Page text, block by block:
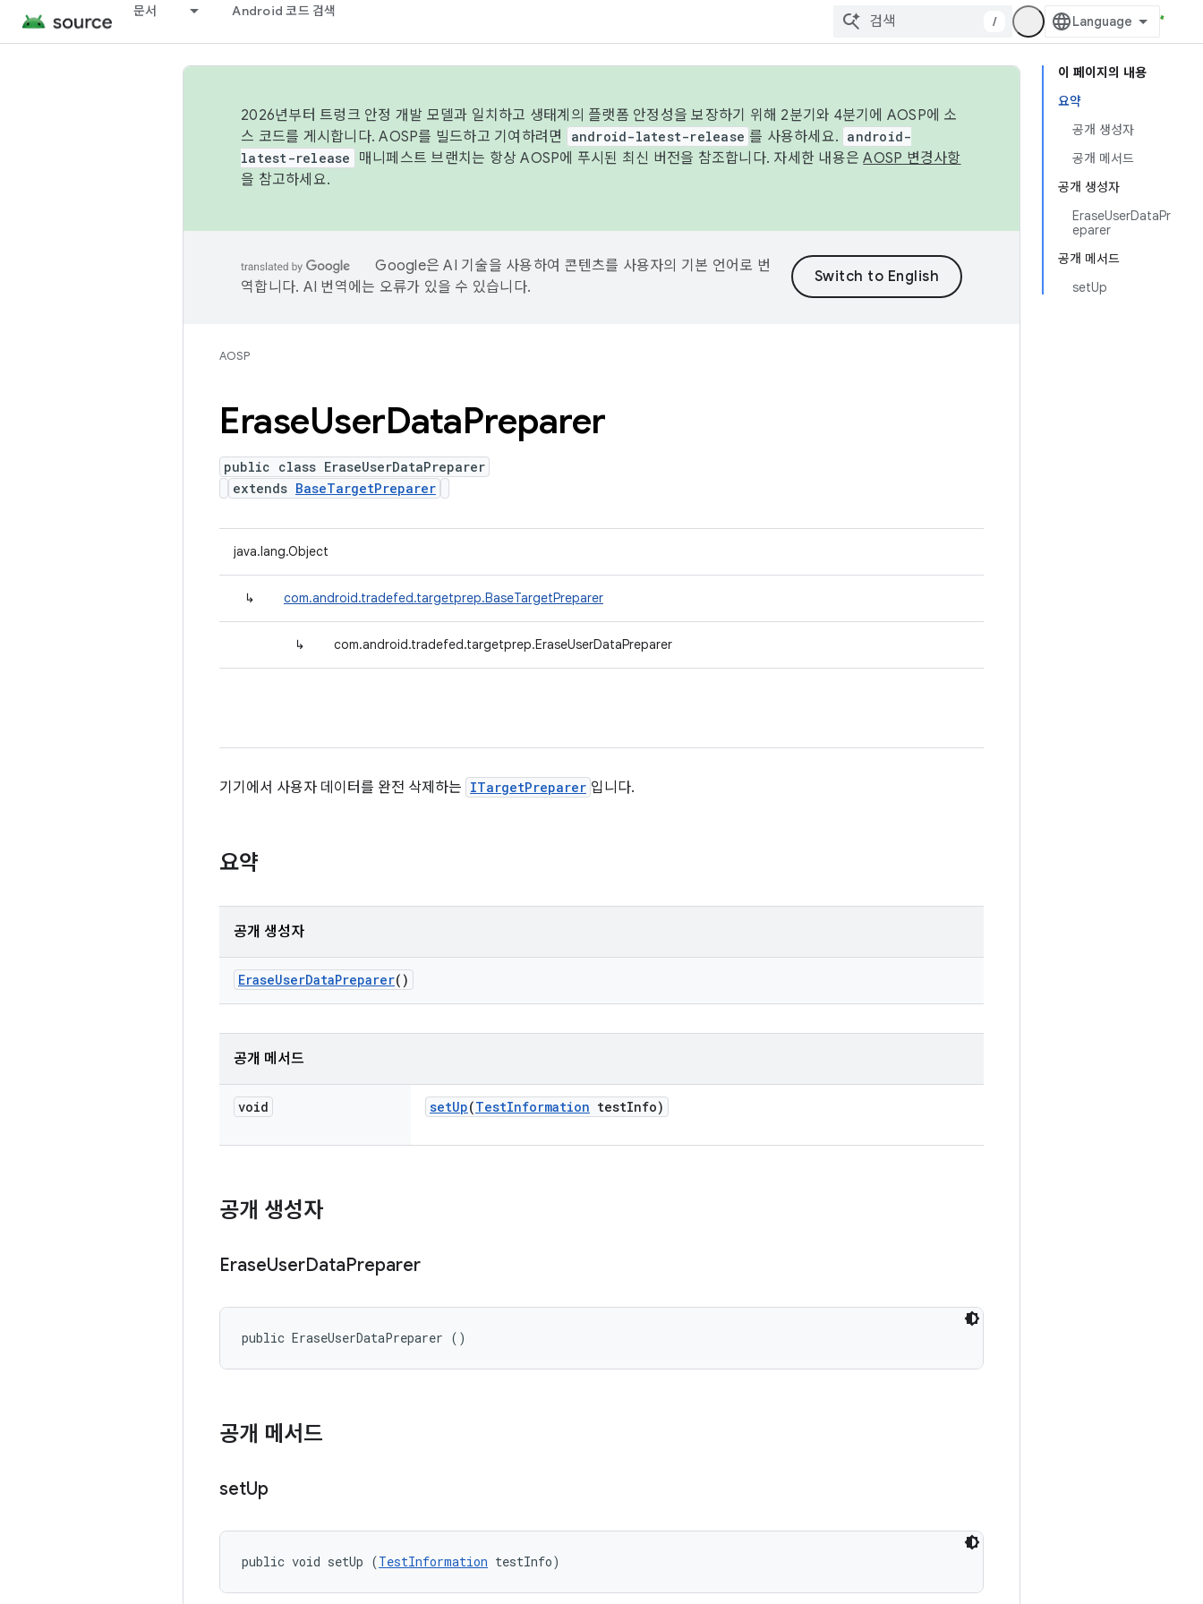
문서 Android 코드 검색
/
이 페이지의 내용
요약
공개 생성자
공개 메서드
공개 생성자
EraseUserDataPr
eparer
공개 메서드
setUp
2026년부터 트렁크 안정 개발 모델과 일치하고 생태계의 플랫폼 안정성을 보장하기 위해 2분기와 4분기에 AOSP에 소
스 코드를 게시합니다. AOSP를 빌드하고 기여하려면
android-latest-release 를 사용하세요. android-
latest-release
매니페스트 브랜치는 항상 AOSP에 푸시된 최신 버전을 참조합니다. 자세한 내용은AOSP 변경사항
을 참고하세요.
Google은 AI 기술을 사용하여 콘텐츠를 사용자의 기본 언어로 번
역합니다. AI 번역에는 오류가 있을 수 있습니다.
AOSP
EraseUserDataPreparer
public class EraseUserDataPreparer
extends BaseTargetPreparer
java.lang.Object
↳ com.android.tradefed.targetprep.BaseTargetPreparer
↳ com.android.tradefed.targetprep.EraseUserDataPreparer
기기에서 사용자 데이터를 완전 삭제하는 ITargetPreparer 입니다.
요약
공개 생성자
EraseUserDataPreparer()
공개 메서드
void setUp(TestInformation testInfo)
공개 생성자
EraseUserDataPreparer
public EraseUserDataPreparer ()
공개 메서드
setUp
public void setUp (TestInformation testInfo)